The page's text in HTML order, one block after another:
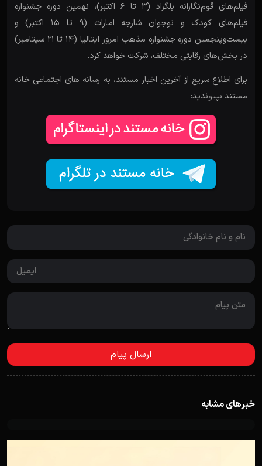
فیلم‌های قوم‌نگارانه بلگراد (۳ تا ۶ اکتبر)، نهمین دوره جشنواره
فیلم‌های کودک و نوجوان شارجه امارات (۹ تا ۱۵ اکتبر) و
بیست‌وپنجمین دوره جشنواره مذهب امروز ایتالیا (۱۴ تا ۲۱ سپتامبر)
در بخش‌های رقابتی مختلف، شرکت خواهد کرد.
برای اطلاع سریع از آخرین اخبار مستند، به رسانه های اجتماعی خانه
مستند بپیوندید:
خبرهای مشابه